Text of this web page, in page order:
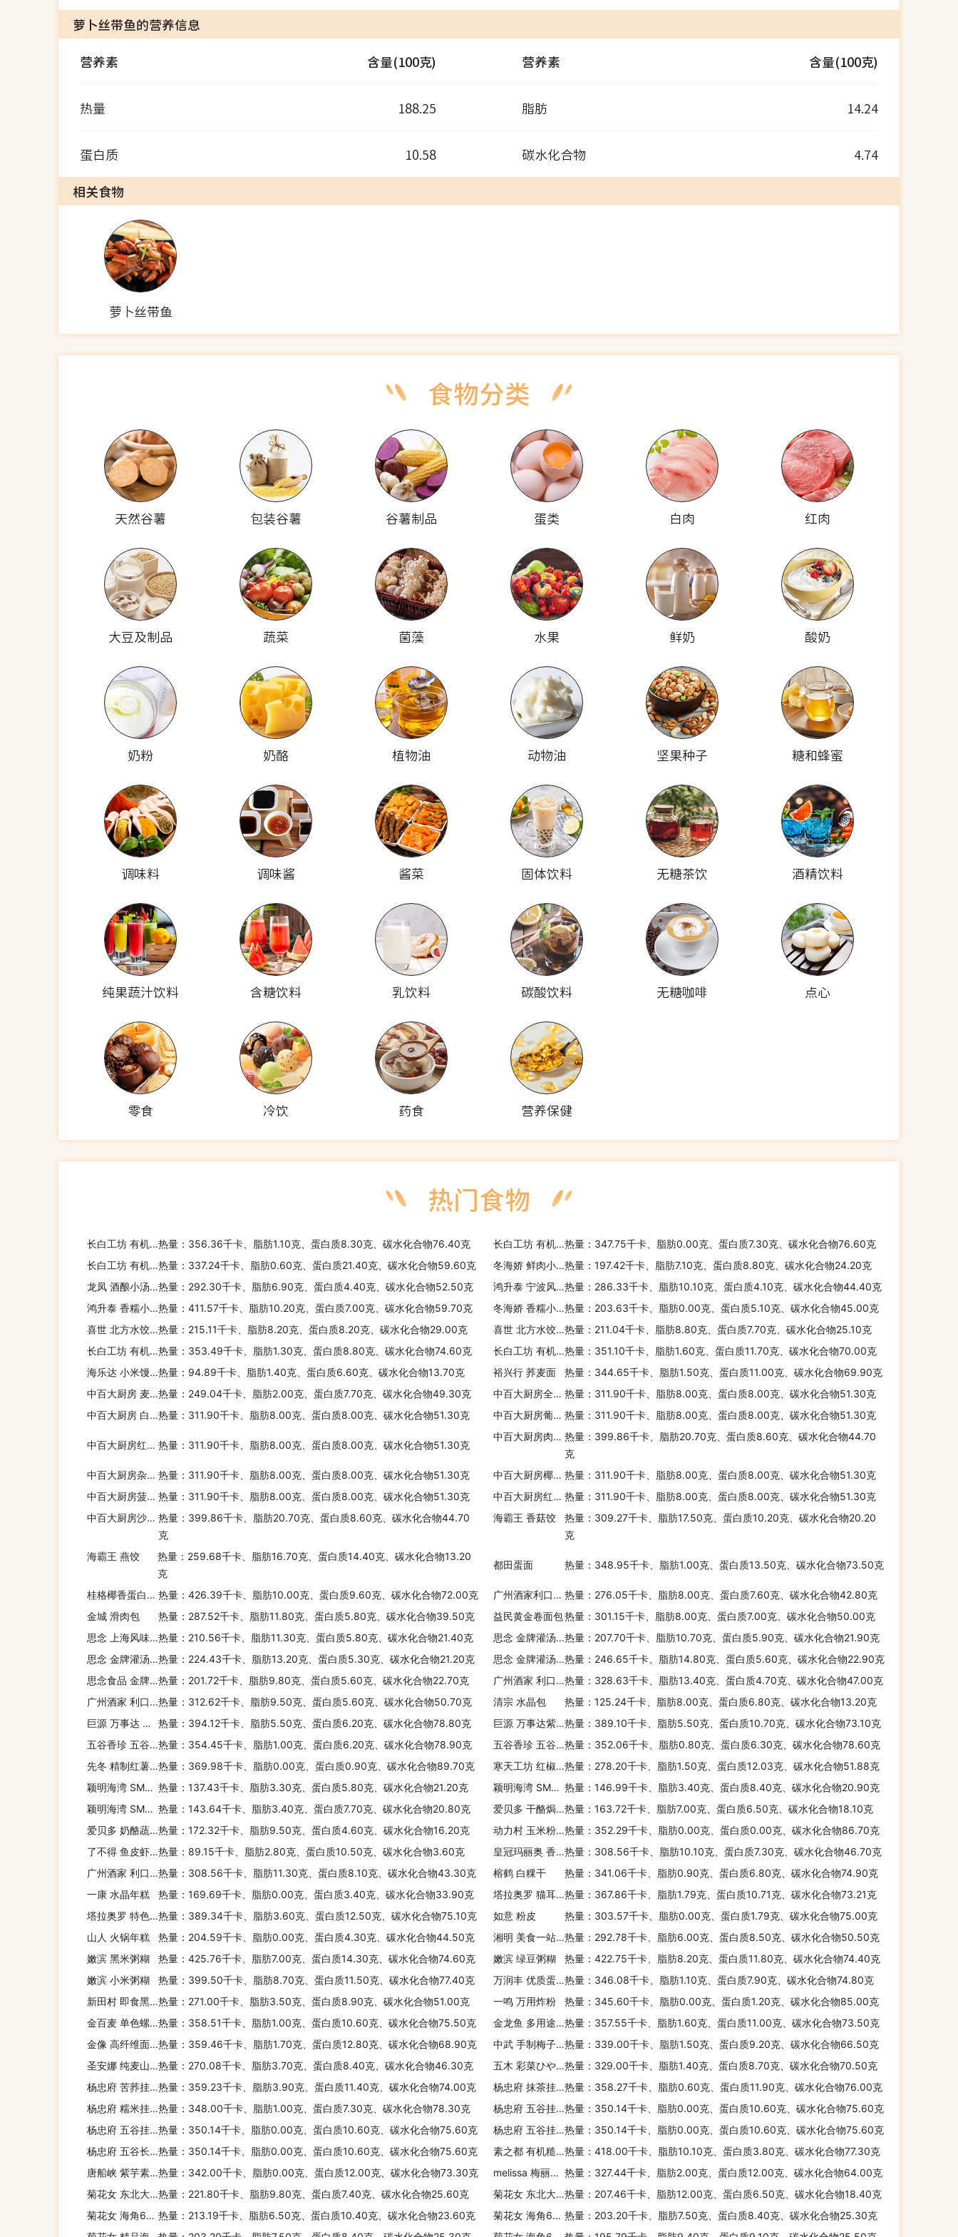
萝卜丝带鱼的营养信息
营养素
含量(100克) 营养素 含量(100克)
热量 188.25 脂肪 14.24
蛋白质 10.58 碳水化合物
4.74
相关食物
萝卜丝带鱼
天然谷薯 包装谷薯 谷薯制品 蛋类 白肉 红肉
大豆及制品 蔬菜 菌藻 水果 鲜奶 酸奶
奶粉 奶酪 植物油 动物油 坚果种子 糖和蜂蜜
调味料 调味酱 酱菜 固体饮料 无糖茶饮 酒精饮料
纯果蔬汁饮料 含糖饮料 乳饮料 碳酸饮料 无糖咖啡 点心
零食 冷饮 药食 营养保健
长白工坊 有机绿小米热量：356.36千卡、脂肪1.10克、蛋白质8.30克、碳水化合物76.40克 长白工坊 有机玉米碴热量：347.75千卡、脂肪0.00克、蛋白质7.30克、碳水化合物76.60克
长白工坊 有机芸豆热量：337.24千卡、脂肪0.60克、蛋白质21.40克、碳水化合物59.60克 冬海娇 鲜肉小笼包热量：197.42千卡、脂肪7.10克、蛋白质8.80克、碳水化合物24.20克
龙凤 酒酿小汤圆热量：292.30千卡、脂肪6.90克、蛋白质4.40克、碳水化合物52.50克 鸿升泰 宁波风味汤圆(黑芝麻)热量：286.33千卡、脂肪10.10克、蛋白质4.10克、碳水化合物44.40克
鸿升泰 香糯小圆子热量：411.57千卡、脂肪10.20克、蛋白质7.00克、碳水化合物59.70克 冬海娇 香糯小圆子热量：203.63千卡、脂肪0.00克、蛋白质5.10克、碳水化合物45.00克
喜世 北方水饺(猪肉香菇)热量：215.11千卡、脂肪8.20克、蛋白质8.20克、碳水化合物29.00克 喜世 北方水饺(猪肉大葱)热量：211.04千卡、脂肪8.80克、蛋白质7.70克、碳水化合物25.10克
长白工坊 有机高粱米热量：353.49千卡、脂肪1.30克、蛋白质8.80克、碳水化合物74.60克 长白工坊 有机大黄米热量：351.10千卡、脂肪1.60克、蛋白质11.70克、碳水化合物70.00克
海乐达 小米馒头热量：94.89千卡、脂肪1.40克、蛋白质6.60克、碳水化合物13.70克 裕兴行 荞麦面
热量：344.65千卡、脂肪1.50克、蛋白质11.00克、碳水化合物69.90克
中百大厨房 麦香馒头热量：249.04千卡、脂肪2.00克、蛋白质7.70克、碳水化合物49.30克 中百大厨房全麦土司 热量：311.90千卡、脂肪8.00克、蛋白质8.00克、碳水化合物51.30克
中百大厨房 白吐司热量：311.90千卡、脂肪8.00克、蛋白质8.00克、碳水化合物51.30克 中百大厨房葡萄吐司 热量：311.90千卡、脂肪8.00克、蛋白质8.00克、碳水化合物51.30克
中百大厨房红豆吐司 热量：311.90千卡、脂肪8.00克、蛋白质8.00克、碳水化合物51.30克
中百大厨房肉松吐司 热量：399.86千卡、脂肪20.70克、蛋白质8.60克、碳水化合物44.70
克
中百大厨房杂粮吐司 热量：311.90千卡、脂肪8.00克、蛋白质8.00克、碳水化合物51.30克 中百大厨房椰子吐司 热量：311.90千卡、脂肪8.00克、蛋白质8.00克、碳水化合物51.30克
中百大厨房菠萝餐包 热量：311.90千卡、脂肪8.00克、蛋白质8.00克、碳水化合物51.30克 中百大厨房红豆餐包 热量：311.90千卡、脂肪8.00克、蛋白质8.00克、碳水化合物51.30克
中百大厨房沙律餐包 热量：399.86千卡、脂肪20.70克、蛋白质8.60克、碳水化合物44.70
克
海霸王 香菇饺
热量：309.27千卡、脂肪17.50克、蛋白质10.20克、碳水化合物20.20
克
海霸王 燕饺
热量：259.68千卡、脂肪16.70克、蛋白质14.40克、碳水化合物13.20
克
都田蛋面 热量：348.95千卡、脂肪1.00克、蛋白质13.50克、碳水化合物73.50克
桂格椰香蛋白醇香燕麦片 热量：426.39千卡、脂肪10.00克、蛋白质9.60克、碳水化合物72.00克 广州酒家利口福手制叉烧包 热量：276.05千卡、脂肪8.00克、蛋白质7.60克、碳水化合物42.80克
金城 滑肉包
热量：287.52千卡、脂肪11.80克、蛋白质5.80克、碳水化合物39.50克 益民黄金卷面包热量：301.15千卡、脂肪8.00克、蛋白质7.00克、碳水化合物50.00克
思念 上海风味大馅馄饨(菜肉)热量：210.56千卡、脂肪11.30克、蛋白质5.80克、碳水化合物21.40克 思念 金牌灌汤水饺(猪肉白菜)热量：207.70千卡、脂肪10.70克、蛋白质5.90克、碳水化合物21.90克
思念 金牌灌汤水饺(猪肉香菇)热量：224.43千卡、脂肪13.20克、蛋白质5.30克、碳水化合物21.20克 思念 金牌灌汤水饺(猪肉韭菜)热量：246.65千卡、脂肪14.80克、蛋白质5.60克、碳水化合物22.90克
思念食品 金牌灌汤水饺(三鲜)热量：201.72千卡、脂肪9.80克、蛋白质5.60克、碳水化合物22.70克 广州酒家 利口福 芝麻汤圆热量：328.63千卡、脂肪13.40克、蛋白质4.70克、碳水化合物47.00克
广州酒家 利口福 花生汤圆热量：312.62千卡、脂肪9.50克、蛋白质5.60克、碳水化合物50.70克 清宗 水晶包
热量：125.24千卡、脂肪8.00克、蛋白质6.80克、碳水化合物13.20克
巨源 万事达 红枣莲子营养麦片
热量：394.12千卡、脂肪5.50克、蛋白质6.20克、碳水化合物78.80克 巨源 万事达紫薯果蔬燕麦片热量：389.10千卡、脂肪5.50克、蛋白质10.70克、碳水化合物73.10克
五谷香珍 五谷香珍米(大米+高梁+荞麦)热量：354.45千卡、脂肪1.00克、蛋白质6.20克、碳水化合物78.90克 五谷香珍 五谷香珍米(大米+玉米+红薯)热量：352.06千卡、脂肪0.80克、蛋白质6.30克、碳水化合物78.60克
先冬 精制红薯粉丝热量：369.98千卡、脂肪0.00克、蛋白质0.90克、碳水化合物89.70克 寒天工坊 红椒鲜虾即食面热量：278.20千卡、脂肪1.50克、蛋白质12.03克、碳水化合物51.88克
颖明海湾 SMART 意式深海鱼肉水饺(金枪鱼) 热量：137.43千卡、脂肪3.30克、蛋白质5.80克、碳水化合物21.20克 颖明海湾 SMART 意式深海鱼肉水饺(三鲜) 热量：146.99千卡、脂肪3.40克、蛋白质8.40克、碳水化合物20.90克
颖明海湾 SMART 意式深海鱼肉水饺(鱿鱼芹香) 热量：143.64千卡、脂肪3.40克、蛋白质7.70克、碳水化合物20.80克 爱贝多 干酪焗通心粉热量：163.72千卡、脂肪7.00克、蛋白质6.50克、碳水化合物18.10克
爱贝多 奶酪蔬菜千层面热量：172.32千卡、脂肪9.50克、蛋白质4.60克、碳水化合物16.20克 动力村 玉米粉干热量：352.29千卡、脂肪0.00克、蛋白质0.00克、碳水化合物86.70克
了不得 鱼皮虾饺热量：89.15千卡、脂肪2.80克、蛋白质10.50克、碳水化合物3.60克 皇冠玛丽奥 香芋夹心面包热量：308.56千卡、脂肪10.10克、蛋白质7.30克、碳水化合物46.70克
广州酒家 利口福 新西兰奶露包热量：308.56千卡、脂肪11.30克、蛋白质8.10克、碳水化合物43.30克 榕鹤 白粿干
热量：341.06千卡、脂肪0.90克、蛋白质6.80克、碳水化合物74.90克
一康 水晶年糕
热量：169.69千卡、脂肪0.00克、蛋白质3.40克、碳水化合物33.90克 塔拉奥罗 猫耳朵形意大利通心粉热量：367.86千卡、脂肪1.79克、蛋白质10.71克、碳水化合物73.21克
塔拉奥罗 特色两头尖手卷意大利通心粉热量：389.34千卡、脂肪3.60克、蛋白质12.50克、碳水化合物75.10克 如意 粉皮
热量：303.57千卡、脂肪0.00克、蛋白质1.79克、碳水化合物75.00克
山人 火锅年糕
热量：204.59千卡、脂肪0.00克、蛋白质4.30克、碳水化合物44.50克 湘明 美食一站面包热量：292.78千卡、脂肪6.00克、蛋白质8.50克、碳水化合物50.50克
嫩滨 黑米粥糊
热量：425.76千卡、脂肪7.00克、蛋白质14.30克、碳水化合物74.60克 嫩滨 绿豆粥糊
热量：422.75千卡、脂肪8.20克、蛋白质11.80克、碳水化合物74.40克
嫩滨 小米粥糊
热量：399.50千卡、脂肪8.70克、蛋白质11.50克、碳水化合物77.40克 万润丰 优质蛋糕粉热量：346.08千卡、脂肪1.10克、蛋白质7.90克、碳水化合物74.80克
新田村 即食黑麦片热量：271.00千卡、脂肪3.50克、蛋白质8.90克、碳水化合物51.00克 一鸣 万用炸粉
热量：345.60千卡、脂肪0.00克、蛋白质1.20克、碳水化合物85.00克
金百麦 单色螺丝意面热量：358.51千卡、脂肪1.00克、蛋白质10.60克、碳水化合物75.50克 金龙鱼 多用途麦芯粉热量：357.55千卡、脂肪1.60克、蛋白质11.00克、碳水化合物73.50克
金像 高纤维面包预拌粉热量：359.46千卡、脂肪1.70克、蛋白质12.80克、碳水化合物68.90克 中武 手制梅子素面热量：339.00千卡、脂肪1.50克、蛋白质9.20克、碳水化合物66.50克
圣安娜 纯麦山形包热量：270.08千卡、脂肪3.70克、蛋白质8.40克、碳水化合物46.30克 五木 彩菜ひやむぎ热量：329.00千卡、脂肪1.40克、蛋白质8.70克、碳水化合物70.50克
杨忠府 苦荞挂面热量：359.23千卡、脂肪3.90克、蛋白质11.40克、碳水化合物74.00克 杨忠府 抹茶挂面热量：358.27千卡、脂肪0.60克、蛋白质11.90克、碳水化合物76.00克
杨忠府 糯米挂面热量：348.00千卡、脂肪1.00克、蛋白质7.30克、碳水化合物78.30克 杨忠府 五谷挂面(细丝)热量：350.14千卡、脂肪0.00克、蛋白质10.60克、碳水化合物75.60克
杨忠府 五谷挂面(小宽)热量：350.14千卡、脂肪0.00克、蛋白质10.60克、碳水化合物75.60克 杨忠府 五谷挂面(中宽)热量：350.14千卡、脂肪0.00克、蛋白质10.60克、碳水化合物75.60克
杨忠府 五谷长生挂面(火锅专用)热量：350.14千卡、脂肪0.00克、蛋白质10.60克、碳水化合物75.60克 素之都 有机糙米粉热量：418.00千卡、脂肪10.10克、蛋白质3.80克、碳水化合物77.30克
唐船峡 紫芋素面热量：342.00千卡、脂肪0.00克、蛋白质12.00克、碳水化合物73.30克 melissa 梅丽莎 梅丽莎 全麦意大利面(幼身直条型) 热量：327.44千卡、脂肪2.00克、蛋白质12.00克、碳水化合物64.00克
菊花女 东北大馅饺(猪肉韭菜)热量：221.80千卡、脂肪9.80克、蛋白质7.40克、碳水化合物25.60克 菊花女 东北大馅饺(猪肉香菇)热量：207.46千卡、脂肪12.00克、蛋白质6.50克、碳水化合物18.40克
菊花女 海角6号 儿童海鲜饺(虾仁) 热量：213.19千卡、脂肪6.50克、蛋白质10.40克、碳水化合物23.60克 菊花女 海角6号 手工海鲜饺(鲅鱼) 热量：203.20千卡、脂肪7.50克、蛋白质8.40克、碳水化合物25.30克